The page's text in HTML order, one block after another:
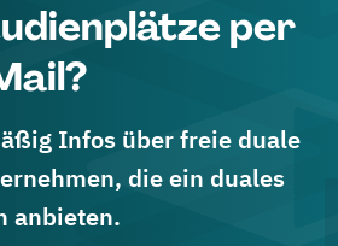
per
Infos über freie duale
die ein duales
anbieten.